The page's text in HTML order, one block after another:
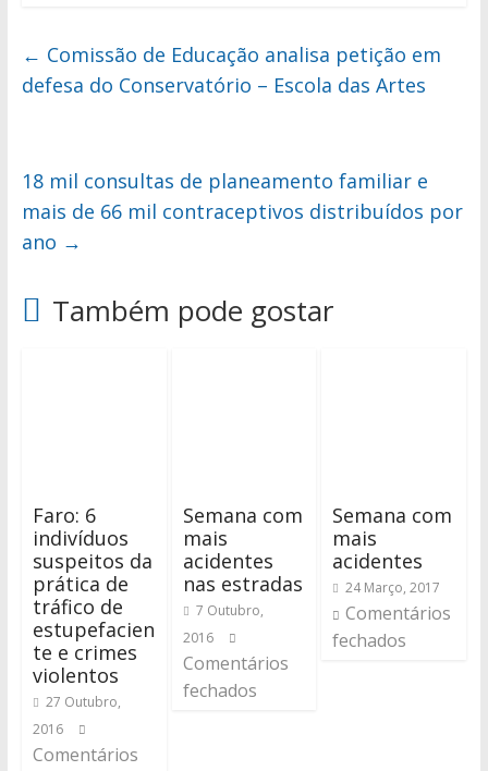
← Comissão de Educação analisa petição em
defesa do Conservatório – Escola das Artes
18 mil consultas de planeamento familiar e
mais de 66 mil contraceptivos distribuídos por
ano →
Também pode gostar
Faro: 6
indivíduos
suspeitos da
prática de
tráfico de
estupefacien
te e crimes
violentos
27 Outubro,
2016
Comentários
Semana com
mais
acidentes
nas estradas
7 Outubro,
2016
Comentários
fechados
Semana com
mais
acidentes
24 Março, 2017
Comentários
fechados